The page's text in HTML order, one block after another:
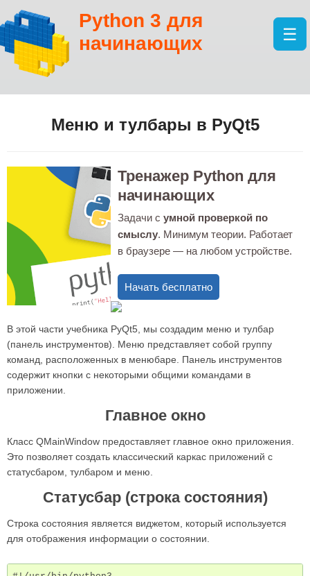
Python 3 для
начинающих
☰
Меню и тулбары в PyQt5
Тренажер Python для
начинающих
Задачи с умной проверкой по
смыслу. Минимум теории. Работает
в браузере — на любом устройстве.
Начать бесплатно
В этой части учебника PyQt5, мы создадим меню и тулбар
(панель инструментов). Меню представляет собой группу
команд, расположенных в менюбаре. Панель инструментов
содержит кнопки с некоторыми общими командами в
приложении.
Главное окно
Класс QMainWindow предоставляет главное окно приложения.
Это позволяет создать классический каркас приложений с
статусбаром, тулбаром и меню.
Статусбар (строка состояния)
Строка состояния является виджетом, который используется
для отображения информации о состоянии.